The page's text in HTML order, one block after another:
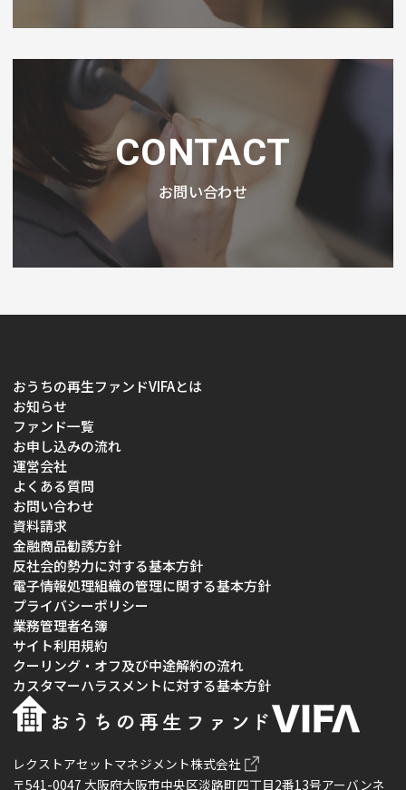
CONTACT
お問い合わせ
レクストアセットマネジメント株式会社
〒541-0047 大阪府大阪市中央区淡路町四丁目2番13号アーバンネ
おうちの再生ファンドVIFAとは
お知らせ
ファンド一覧
お申し込みの流れ
運営会社
よくある質問
お問い合わせ
資料請求
金融商品勧誘方針
反社会的勢力に対する基本方針
電子情報処理組織の管理に関する基本方針
プライバシーポリシー
業務管理者名簿
サイト利用規約
クーリング・オフ及び中途解約の流れ
カスタマーハラスメントに対する基本方針